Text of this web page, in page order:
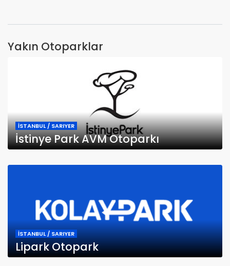
Yakın Otoparklar
İSTANBUL / SARIYER
İstinye Park AVM Otoparkı
İSTANBUL / SARIYER
Lipark Otopark